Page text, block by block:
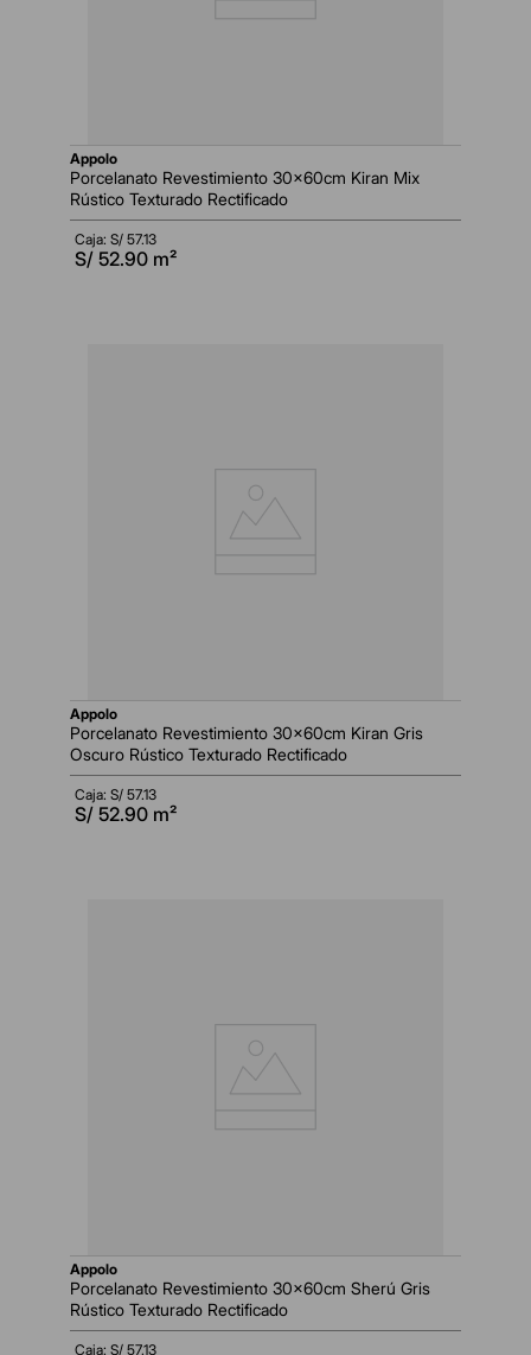
appolo
Porcelanato Revestimiento 30x60cm Kiran Mix
Rústico Texturado Rectificado
Caja: S/ 57.13
S/ 52.90 m²
appolo
Porcelanato Revestimiento 30x60cm Kiran Gris
Oscuro Rústico Texturado Rectificado
Caja: S/ 57.13
S/ 52.90 m²
appolo
Porcelanato Revestimiento 30x60cm Sherú Gris
Rústico Texturado Rectificado
Caja: S/ 57.13